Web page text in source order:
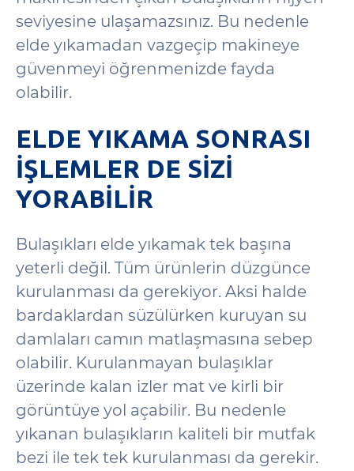
seviyesine ulaşamazsınız. Bu nedenle
elde yıkamadan vazgeçip makineye
güvenmeyi öğrenmenizde fayda
olabilir.
ELDE YIKAMA SONRASI
İŞLEMLER DE SIZI
YORABILIR
Bulaşıkları elde yıkamak tek başına
yeterli değil. Tüm ürünlerin düzgünce
kurulanması da gerekiyor. Aksi halde
bardaklardan süzülürken kuruyan su
damlaları camın matlaşmasına sebep
olabilir. Kurulanmayan bulaşıklar
üzerinde kalan izler mat ve kirli bir
görüntüye yol açabilir. Bu nedenle
yıkanan bulaşıkların kaliteli bir mutfak
bezi ile tek tek kurulanması da gerekir.